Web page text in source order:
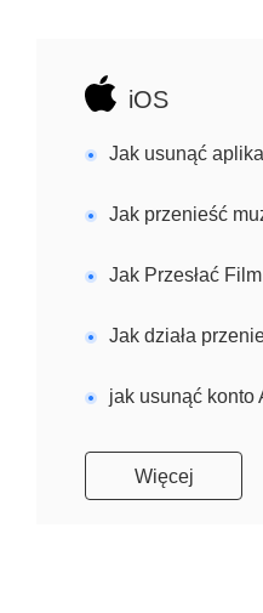
iOS
Jak usunąć
Jak przenieść
Jak Przesłać
Jak działa
jak usunąć konto
Więcej